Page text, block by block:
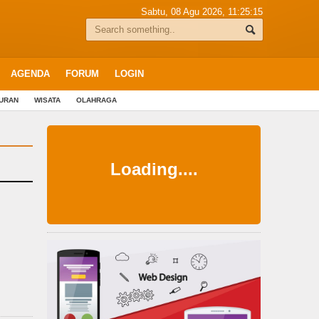
Sabtu, 08 Agu 2026, 11:25:15
AGENDA FORUM LOGIN
WISATA OLAHRAGA
Loading....